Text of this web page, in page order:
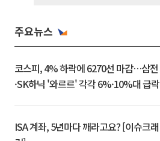
주요뉴스
코스피, 4% 하락에 6270선 마감…삼전
·SK하닉 '와르르' 각각 6%·10%대 급락
ISA 계좌, 5년마다 깨라고요? [이슈크래